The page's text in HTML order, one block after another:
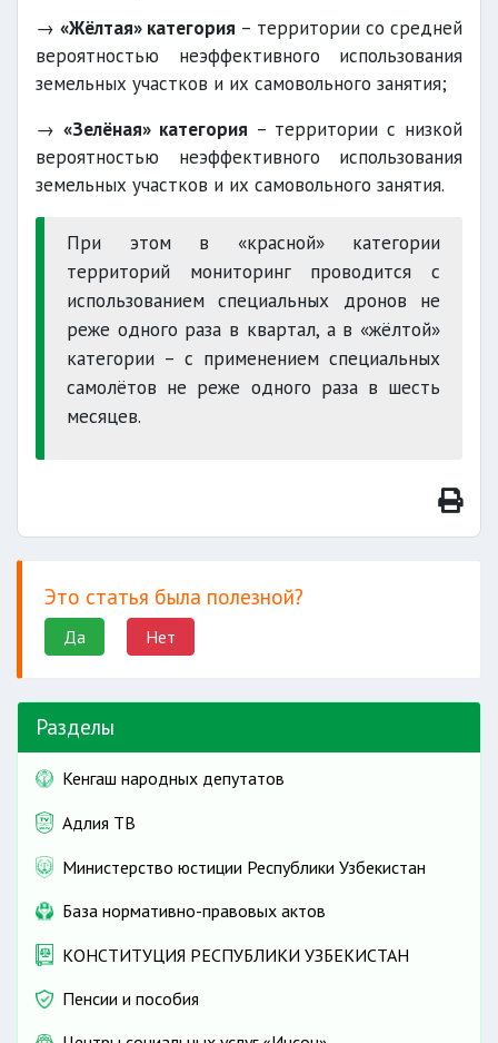
→ «Жёлтая» категория – территории со средней
вероятностью неэффективного использования
земельных участков и их самовольного занятия;
→ «Зелёная» категория – территории с низкой
вероятностью неэффективного использования
земельных участков и их самовольного занятия.
При этом в «красной» категории
территорий мониторинг проводится с
использованием специальных дронов не
реже одного раза в квартал, а в «жёлтой»
категории – с применением специальных
самолётов не реже одного раза в шесть
месяцев.
Это статья была полезной?
Да Нет
Разделы
Кенгаш народных депутатов
Адлия ТВ
Министерство юстиции Республики Узбекистан
База нормативно-правовых актов
КОНСТИТУЦИЯ РЕСПУБЛИКИ УЗБЕКИСТАН
Пенсии и пособия